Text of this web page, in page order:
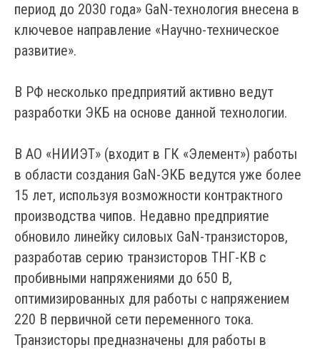
период до 2030 года» GaN-технология внесена в
ключевое направление «Научно-техническое
развитие».
В РФ несколько предприятий активно ведут
разработки ЭКБ на основе данной технологии.
В АО «НИИЭТ» (входит в ГК «Элемент») работы
в области создания GaN-ЭКБ ведутся уже более
15 лет, используя возможности контрактного
производства чипов. Недавно предприятие
обновило линейку силовых GaN-транзисторов,
разработав серию транзисторов ТНГ-КВ с
пробивными напряжениями до 650 В,
оптимизированных для работы с напряжением
220 В первичной сети переменного тока.
Транзисторы предназначены для работы в